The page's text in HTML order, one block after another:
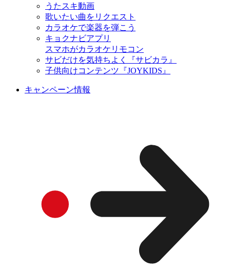
うたスキ動画
歌いたい曲をリクエスト
カラオケで楽器を弾こう
キョクナビアプリ
スマホがカラオケリモコン
サビだけを気持ちよく『サビカラ』
子供向けコンテンツ『JOYKIDS』
キャンペーン情報